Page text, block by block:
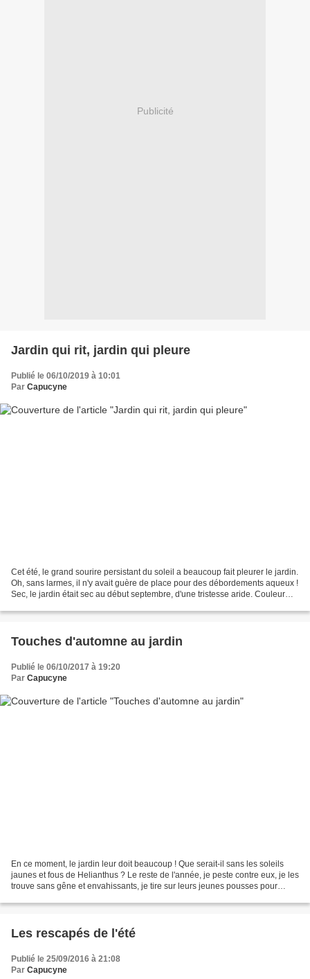
Publicité
Jardin qui rit, jardin qui pleure
Publié le 06/10/2019 à 10:01
Par Capucyne
Cet été, le grand sourire persistant du soleil a beaucoup fait pleurer le jardin.
Oh, sans larmes, il n'y avait guère de place pour des débordements aqueux !
Sec, le jardin était sec au début septembre, d'une tristesse aride. Couleur
Touches d'automne au jardin
Publié le 06/10/2017 à 19:20
Par Capucyne
En ce moment, le jardin leur doit beaucoup ! Que serait-il sans les soleils
jaunes et fous de Helianthus ? Le reste de l'année, je peste contre eux, je les
trouve sans gêne et envahissants, je tire sur leurs jeunes pousses pour
Les rescapés de l'été
Publié le 25/09/2016 à 21:08
Par Capucyne